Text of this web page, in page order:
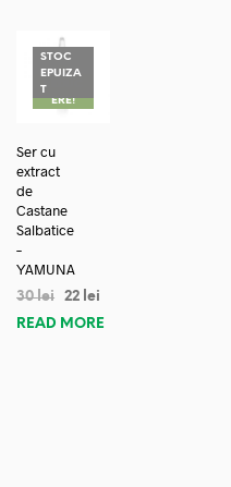
STOC
EPUIZA
TREDUC
ERE!
Ser cu
extract
de
Castane
Salbatice
–
YAMUNA
30lei 22 lei
READ MORE